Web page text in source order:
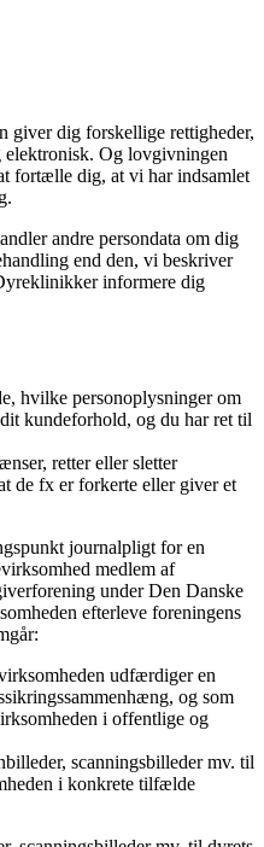
giver dig forskellige rettigheder,
elektronisk. Og lovgivningen
fortælle dig, at vi har indsamlet
andre persondata om dig
end den, vi beskriver
informere dig
hvilke personoplysninger om
kundeforhold, og du har ret til
retter eller sletter
de fx er forkerte eller giver et
journalpligt for en
medlem af
under Den Danske
efterleve foreningens
udfærdiger en
og som
i offentlige og
scanningsbilleder mv. til
i konkrete tilfælde